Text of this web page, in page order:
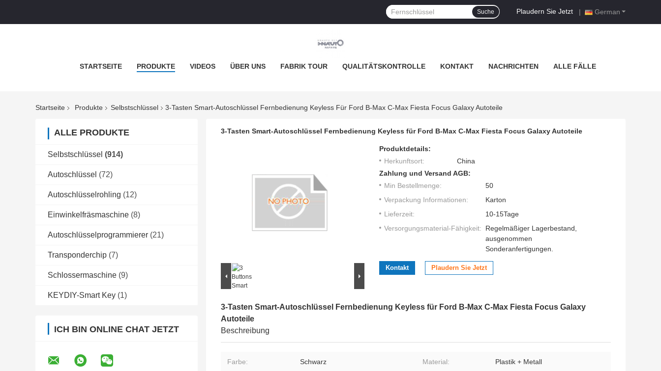
German
Plaudern Sie Jetzt |
Suche
STARTSEITE PRODUKTE VIDEOS ÜBER UNS FABRIK TOUR QUALITÄTSKONTROLLE KONTAKT NACHRICHTEN ALLE FÄLLE
Startseite Produkte Selbstschlüssel 3-Tasten Smart-Autoschlüssel Fernbedienung Keyless Für Ford B-Max C-Max Fiesta Focus Galaxy Autoteile
ALLE PRODUKTE
Selbstschlüssel (914)
Autoschlüssel (72)
Autoschlüsselrohling (12)
Einwinkelfräsmaschine (8)
Autoschlüsselprogrammierer (21)
Transponderchip (7)
Schlossermaschine (9)
KEYDIY-Smart Key (1)
ICH BIN ONLINE CHAT JETZT
3-Tasten Smart-Autoschlüssel Fernbedienung Keyless für Ford B-Max C-Max Fiesta Focus Galaxy Autoteile
Produktdetails:
Herkunftsort:
China
Zahlung und Versand AGB:
Min Bestellmenge:
50
Verpackung Informationen:
Karton
Lieferzeit:
10-15Tage
Versorgungsmaterial-Fähigkeit:
Regelmäßiger Lagerbestand,
ausgenommen
Sonderanfertigungen.
Kontakt Plaudern Sie Jetzt
3-Tasten Smart-Autoschlüssel Fernbedienung Keyless für Ford B-Max C-Max Fiesta Focus Galaxy
Autoteile
Beschreibung
Farbe: Schwarz Material: Plastik + Metall